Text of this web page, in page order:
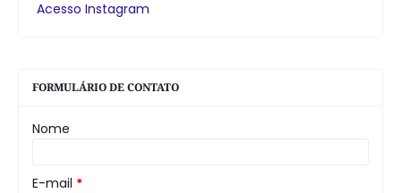
Acesso Instagram
FORMULÁRIO DE CONTATO
Nome
E-mail *